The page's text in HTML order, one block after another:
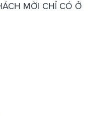
MỜI CHỈ CÓ Ở